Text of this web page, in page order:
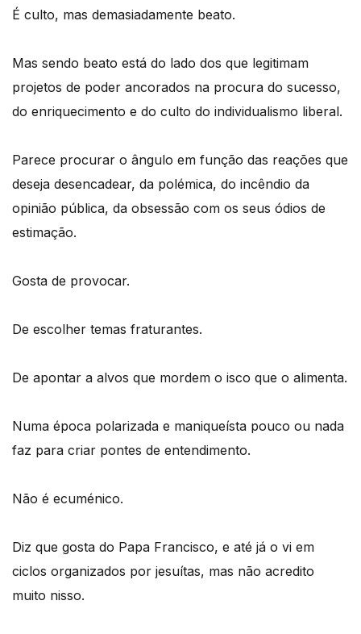
É culto, mas demasiadamente beato.
Mas sendo beato está do lado dos que legitimam
projetos de poder ancorados na procura do sucesso,
do enriquecimento e do culto do individualismo liberal.
Parece procurar o ângulo em função das reações que
deseja desencadear, da polémica, do incêndio da
opinião pública, da obsessão com os seus ódios de
estimação.
Gosta de provocar.
De escolher temas fraturantes.
De apontar a alvos que mordem o isco que o alimenta.
Numa época polarizada e maniqueísta pouco ou nada
faz para criar pontes de entendimento.
Não é ecuménico.
Diz que gosta do Papa Francisco, e até já o vi em
ciclos organizados por jesuítas, mas não acredito
muito nisso.